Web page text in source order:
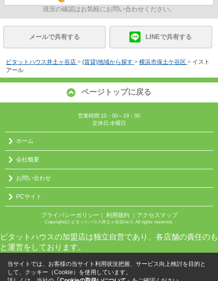
現況の確認はお気軽にお問い合わせください。
メールで共有する LINEで共有する
ピタットハウス井土ヶ谷店 > (賃貸)地域から探す > 横浜市保土ケ谷区 > イスト
アール
ページトップに戻る
営業時間:10：00～19：00
定休日:水曜日
ホーム
会社概要
お問い合わせ
PCサイト
プライバシーポリシー 利用規約 ｜アクセスマップ
Copyright(c) ピタットハウス井土ヶ谷店/㈱０ All rights reserved.
ピタットハウスの加盟店は独立自営であり、各店舗の責任のも
と運営をしております。
当サイトでは、お客様の当サイト利用状況把握、サービス向上検討を目的と
して、クッキー（Cookie）を使用しています。